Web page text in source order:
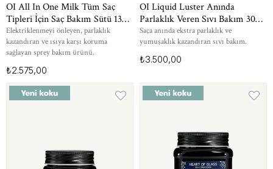
OI All In One Milk Tüm Saç
Tipleri İçin Saç Bakım Sütü 135
ml
Elektriklenmeyi önleyen, parlaklık
kazandıran ve ısıya karşı koruma
sağlayan sprey bakım ürünü.
₺2.575,00
OI Liquid Luster Anında
Parlaklık Veren Sıvı Bakım 300
ml
Saça anında ekstra parlaklık ve
yumuşaklık kazandıran sıvı bakım.
₺3.500,00